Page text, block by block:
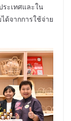
ระเทศและใน
ด้จากการใช้จ่าย